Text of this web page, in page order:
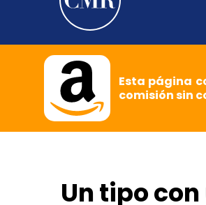
Esta página
comisión sin
Un tipo